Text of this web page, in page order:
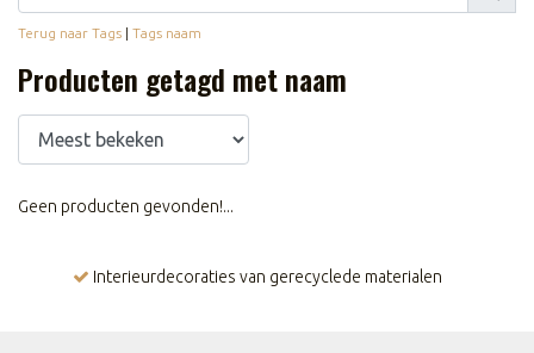
Terug naar Tags | Tags naam
Producten getagd met naam
Geen producten gevonden!...
Interieurdecoraties van gerecyclede materialen